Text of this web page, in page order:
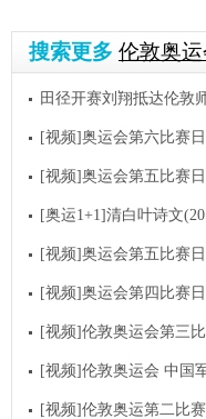
搜索更多 伦敦奥运
田径开赛刘翔抵达伦敦
[视频]奥运会第六比赛
[视频]奥运会第五比赛
[奥运1+1]清白叶诗文
[视频]奥运会第五比赛
[视频]奥运会第四比赛
[视频]伦敦奥运会第三
[视频]伦敦奥运会 中国
[视频]伦敦奥运第二比